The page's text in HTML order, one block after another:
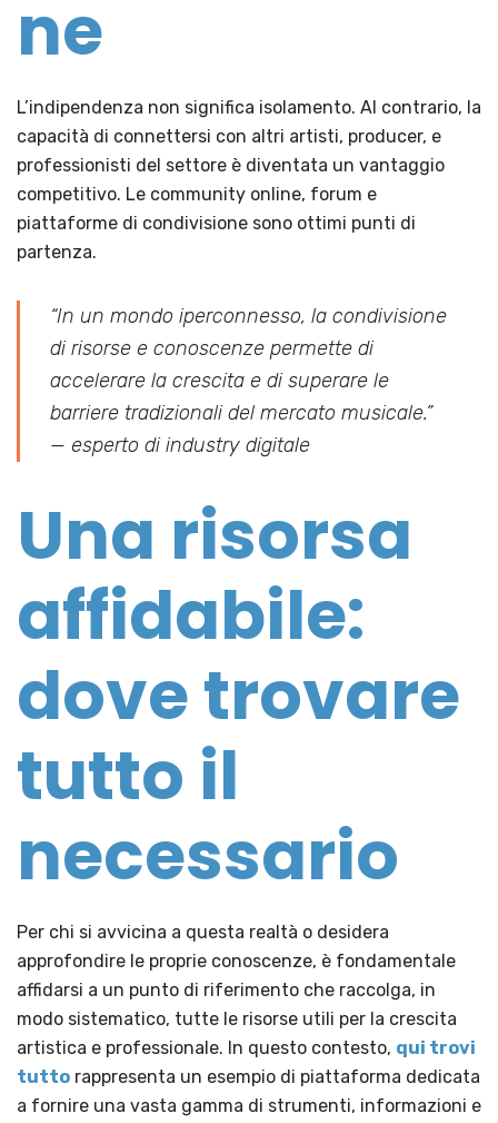
ne
L’indipendenza non significa isolamento. Al contrario, la
capacità di connettersi con altri artisti, producer, e
professionisti del settore è diventata un vantaggio
competitivo. Le community online, forum e
piattaforme di condivisione sono ottimi punti di
partenza.
“In un mondo iperconnesso, la condivisione
di risorse e conoscenze permette di
accelerare la crescita e di superare le
barriere tradizionali del mercato musicale.”
— esperto di industry digitale
Una risorsa
affidabile:
dove trovare
tutto il
necessario
Per chi si avvicina a questa realtà o desidera
approfondire le proprie conoscenze, è fondamentale
affidarsi a un punto di riferimento che raccolga, in
modo sistematico, tutte le risorse utili per la crescita
artistica e professionale. In questo contesto, qui trovi
tutto rappresenta un esempio di piattaforma dedicata
a fornire una vasta gamma di strumenti, informazioni e